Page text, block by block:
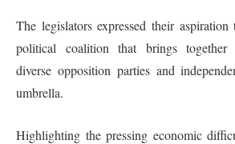
The legislators expressed their
political coalition that brings together
diverse opposition parties and
umbrella.
Highlighting the pressing economic